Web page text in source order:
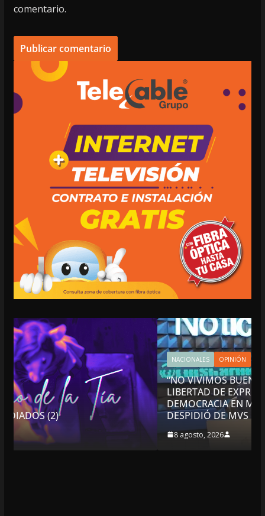
comentario.
NACIONALES OPINIÓN
“NO VIVIMOS BUENOS TIEMPOS PARA LA
LIBERTAD DE EXPRESIÓN NI PARA LA
DEMOCRACIA EN MÉXICO”: LUIS CÁRDENAS; SE
DESPIDIÓ DE MVS